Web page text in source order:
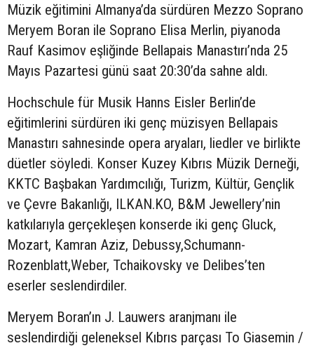
Müzik eğitimini Almanya’da sürdüren Mezzo Soprano
Meryem Boran ile Soprano Elisa Merlin, piyanoda
Rauf Kasimov eşliğinde Bellapais Manastırı’nda 25
Mayıs Pazartesi günü saat 20:30’da sahne aldı.
Hochschule für Musik Hanns Eisler Berlin’de
eğitimlerini sürdüren iki genç müzisyen Bellapais
Manastırı sahnesinde opera aryaları, liedler ve birlikte
düetler söyledi. Konser Kuzey Kıbrıs Müzik Derneği,
KKTC Başbakan Yardımcılığı, Turizm, Kültür, Gençlik
ve Çevre Bakanlığı, ILKAN.KO, B&M Jewellery’nin
katkılarıyla gerçekleşen konserde iki genç Gluck,
Mozart, Kamran Aziz, Debussy,Schumann-
Rozenblatt,Weber, Tchaikovsky ve Delibes’ten
eserler seslendirdiler.
Meryem Boran’ın J. Lauwers aranjmanı ile
seslendirdiği geleneksel Kıbrıs parçası To Giasemin /